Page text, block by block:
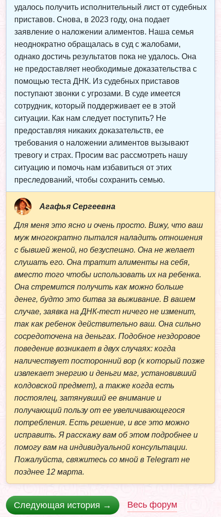
удалось получить исполнительный лист от судебных
приставов. Снова, в 2023 году, она подает
заявление о наложении алиментов. Наша семья
неоднократно обращалась в суд с жалобами,
однако достичь результатов пока не удалось. Она
не предоставляет необходимые доказательства с
помощью теста ДНК. Из судебных приставов
поступают звонки с угрозами. В суде имеется
сотрудник, который поддерживает ее в этой
ситуации. Как нам следует поступить? Не
предоставляя никаких доказательств, ее
требования о наложении алиментов вызывают
тревогу и страх. Просим вас рассмотреть нашу
ситуацию и помочь нам избавиться от этих
преследований, чтобы сохранить семью.
Агафья Сергеевна
Для меня это ясно и очень просто. Вижу, что ваш
муж многократно пытался наладить отношения
с бывшей женой, но безуспешно. Она не желает
слушать его. Она тратит алименты на себя,
вместо того чтобы использовать их на ребенка.
Она стремится получить как можно больше
денег, будто это битва за выживание. В вашем
случае, заявка на ДНК-тест ничего не изменит,
так как ребенок действительно ваш. Она сильно
сосредоточена на деньгах. Подобное нездоровое
поведение возникает в двух случаях: когда
наличествует посторонний вор (к который позже
извлекает энергию и деньги маг, установивший
колдовской предмет), а также когда есть
постоялец, затянувший ее внимание и
получающий пользу от ее увеличивающегося
потребления. Есть решение, и все это можно
исправить. Я расскажу вам об этом подробнее и
помогу вам на индивидуальной консультации.
Пожалуйста, свяжитесь со мной в Telegram не
позднее 12 марта.
Следующая история → Весь форум